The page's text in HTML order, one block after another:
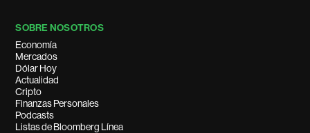
SOBRE NOSOTROS
Economía
Mercados
Dólar Hoy
Actualidad
Cripto
Finanzas Personales
Podcasts
Listas de Bloomberg Línea